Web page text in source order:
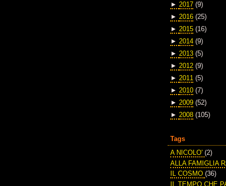
► 2017 (9)
► 2016 (25)
► 2015 (16)
► 2014 (9)
► 2013 (5)
► 2012 (9)
► 2011 (5)
► 2010 (7)
► 2009 (52)
► 2008 (105)
Tags
A NICOLO' (2)
ALLA FAMIGLIA
IL COSMO (36)
IL TEMPO CHE